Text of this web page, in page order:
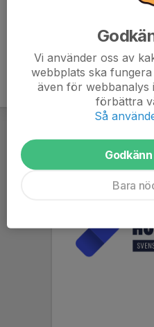
Vi använder oss av
webbplats ska
även för webbanalys
förbättra
Så
Bara